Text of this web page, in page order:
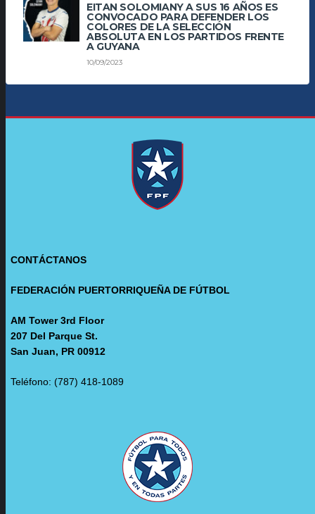
EITAN SOLOMIANY A SUS 16 AÑOS ES
CONVOCADO PARA DEFENDER LOS
COLORES DE LA SELECCIÓN
ABSOLUTA EN LOS PARTIDOS FRENTE
A GUYANA
10/09/2023
CONTÁCTANOS
FEDERACIÓN PUERTORRIQUEÑA DE FÚTBOL
AM Tower 3rd Floor
207 Del Parque St.
San Juan, PR 00912
Teléfono: (787) 418-1089